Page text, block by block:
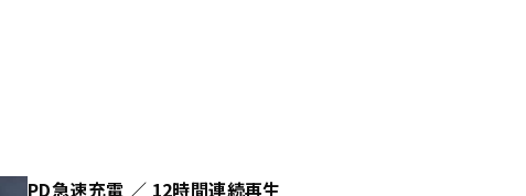
PD急速充電 ／ 12時間連続再生